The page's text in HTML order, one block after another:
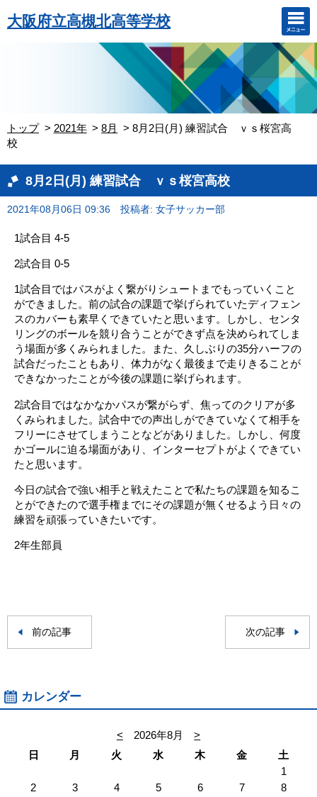
大阪府立高槻北高等学校
トップ 2021年 8月
8月2日(月) 練習試合 ｖｓ桜宮高
校
8月2日(月) 練習試合 ｖｓ桜宮高校
2021年08月06日 09:36 投稿者: 女子サッカー部
1試合目 4-5
2試合目 0-5
1試合目ではパスがよく繋がりシュートまでもっていくこと
ができました。前の試合の課題で挙げられていたディフェン
スのカバーも素早くできていたと思います。しかし、センタ
リングのボールを競り合うことができず点を決められてしま
う場面が多くみられました。また、久しぶりの35分ハーフの
試合だったこともあり、体力がなく最後まで走りきることが
できなかったことが今後の課題に挙げられます。
2試合目ではなかなかパスが繋がらず、焦ってのクリアが多
くみられました。試合中での声出しができていなくて相手を
フリーにさせてしまうことなどがありました。しかし、何度
かゴールに迫る場面があり、インターセプトがよくできてい
たと思います。
今日の試合で強い相手と戦えたことで私たちの課題を知るこ
とができたので選手権までにその課題が無くせるよう日々の
練習を頑張っていきたいです。
2年生部員
前の記事 次の記事
カレンダー
< 2026年8月
>
日
月 火 水 木 金
土
1
2
3 4 5 6 7
8